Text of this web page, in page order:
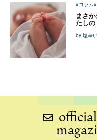
#コラム
まさ
たしの
by 塩辛